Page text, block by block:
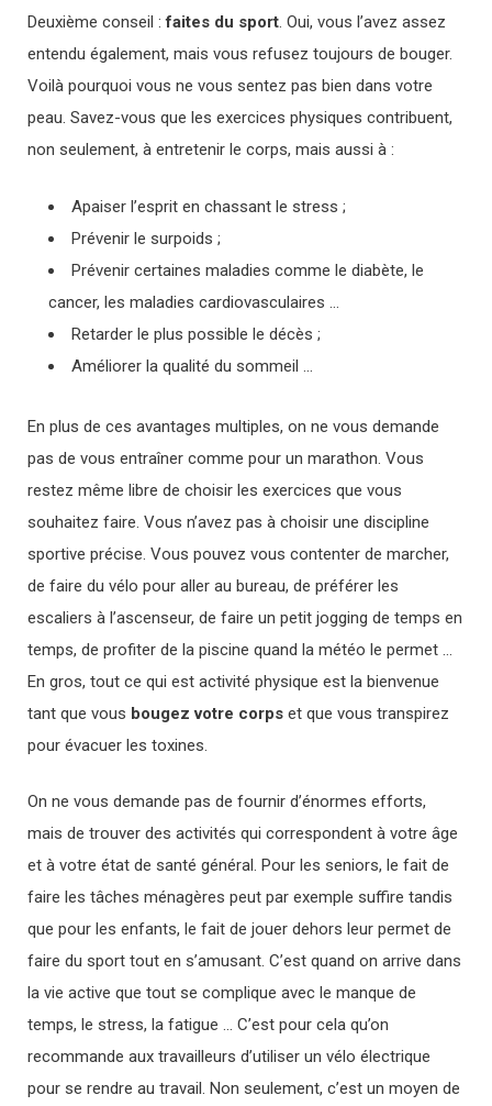
Deuxième conseil :faites du sport. Oui, vous l’avez assez
entendu également, mais vous refusez toujours de bouger.
Voilà pourquoi vous ne vous sentez pas bien dans votre
peau. Savez-vous que les exercices physiques contribuent,
non seulement, à entretenir le corps, mais aussi à :
Apaiser l’esprit en chassant le stress ;
Prévenir le surpoids ;
Prévenir certaines maladies comme le diabète, le
cancer, les maladies cardiovasculaires …
Retarder le plus possible le décès ;
Améliorer la qualité du sommeil …
En plus de ces avantages multiples, on ne vous demande
pas de vous entraîner comme pour un marathon. Vous
restez même libre de choisir les exercices que vous
souhaitez faire. Vous n’avez pas à choisir une discipline
sportive précise. Vous pouvez vous contenter de marcher,
de faire du vélo pour aller au bureau, de préférer les
escaliers à l’ascenseur, de faire un petit jogging de temps en
temps, de profiter de la piscine quand la météo le permet …
En gros, tout ce qui est activité physique est la bienvenue
tant que vous bougez votre corps et que vous transpirez
pour évacuer les toxines.
On ne vous demande pas de fournir d’énormes efforts,
mais de trouver des activités qui correspondent à votre âge
et à votre état de santé général. Pour les seniors, le fait de
faire les tâches ménagères peut par exemple suffire tandis
que pour les enfants, le fait de jouer dehors leur permet de
faire du sport tout en s’amusant. C’est quand on arrive dans
la vie active que tout se complique avec le manque de
temps, le stress, la fatigue … C’est pour cela qu’on
recommande aux travailleurs d’utiliser un vélo électrique
pour se rendre au travail. Non seulement, c’est un moyen de